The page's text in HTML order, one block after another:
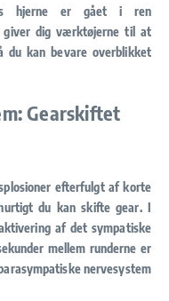
hjerne er gået i ren
giver dig værktøjerne til at
du kan bevare overblikket
Gearskiftet
efterfulgt af korte
du kan skifte gear. I
af det sympatiske
mellem runderne er
nervesystem